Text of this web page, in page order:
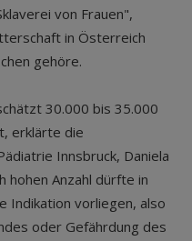
von Frauen",
in Österreich
gehöre.
30.000 bis 35.000
erklärte die
Innsbruck, Daniela
hohen Anzahl dürfte in
Indikation vorliegen, also
oder Gefährdung des